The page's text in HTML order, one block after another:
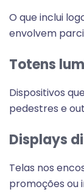
O que inclui
envolvem
Totens
Dispositivos
pedestres e
Displays
Telas nos
promoções ou